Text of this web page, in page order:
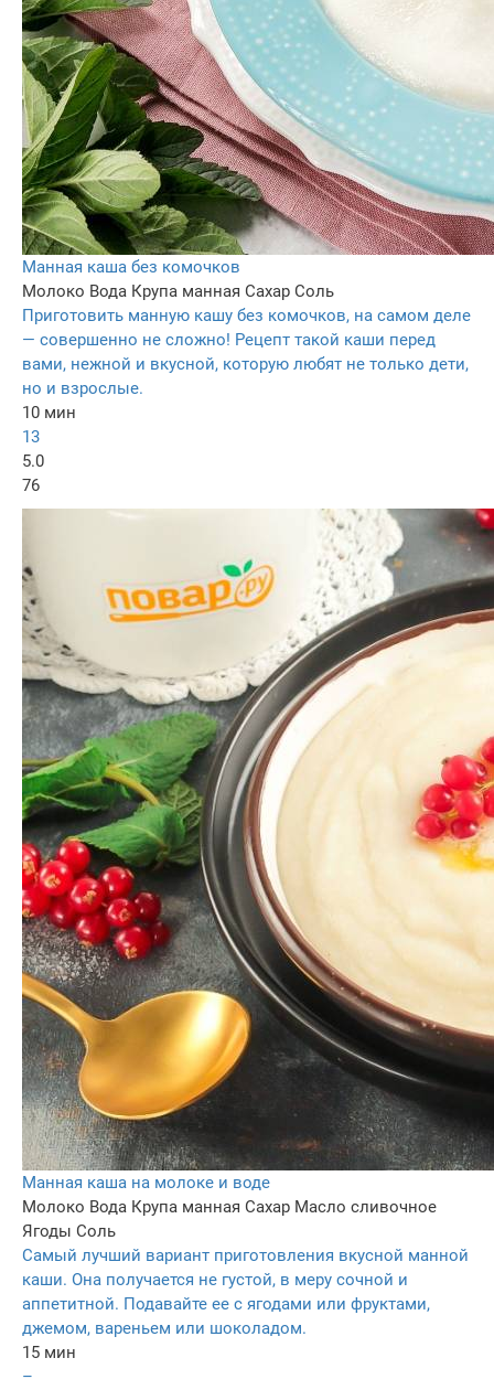
Манная каша без комочков
Молоко Вода Крупа манная Сахар Соль
Приготовить манную кашу без комочков, на самом деле
— совершенно не сложно! Рецепт такой каши перед
вами, нежной и вкусной, которую любят не только дети,
но и взрослые.
10 мин
13
5.0
76
Манная каша на молоке и воде
Молоко Вода Крупа манная Сахар Масло сливочнoe
Ягоды Соль
Самый лучший вариант приготовления вкусной манной
каши. Она получается не густой, в меру сочной и
аппетитной. Подавайте ее с ягодами или фруктами,
джемом, вареньем или шоколадом.
15 мин
–